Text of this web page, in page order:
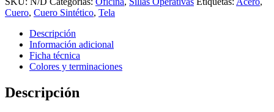
Cuero, Cuero Sintético, Tela
Descripción
Información adicional
Ficha técnica
Colores y terminaciones
Descripción